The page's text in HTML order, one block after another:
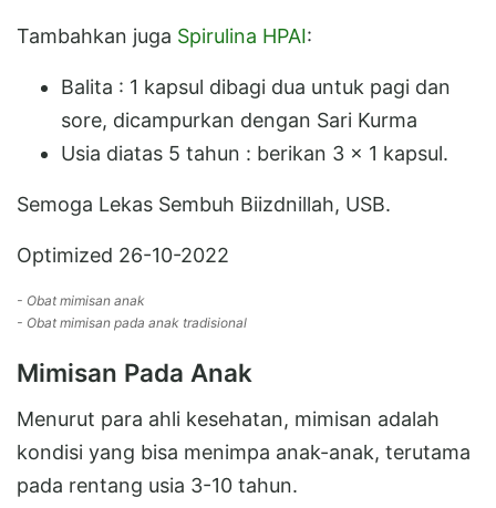
Tambahkan juga Spirulina HPAI:
Balita : 1 kapsul dibagi dua untuk pagi dan
sore, dicampurkan dengan Sari Kurma
Usia diatas 5 tahun : berikan 3 x 1 kapsul.
Semoga Lekas Sembuh Biizdnillah, USB.
Optimized 26-10-2022
- Obat mimisan anak
- Obat mimisan pada anak tradisional
Mimisan Pada Anak
Menurut para ahli kesehatan, mimisan adalah
kondisi yang bisa menimpa anak-anak, terutama
pada rentang usia 3-10 tahun.